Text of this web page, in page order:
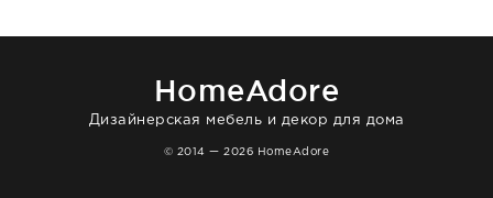
отвечает очень быстро. Взаимодействием
HomeAdore
Дизайнерская мебель и декор для дома
© 2014 — 2026 HomeAdore